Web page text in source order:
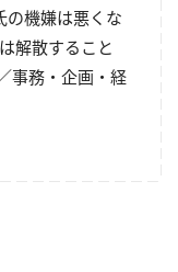
機嫌は悪くな
解散すること
事務・企画・経